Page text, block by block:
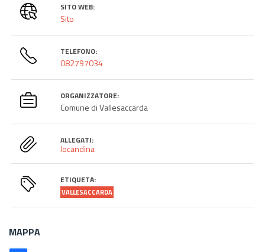
SITO WEB:
Sito
TELEFONO:
082797034
ORGANIZZATORE:
Comune di Vallesaccarda
ALLEGATI:
locandina
ETIQUETA:
VALLESACCARDA
MAPPA